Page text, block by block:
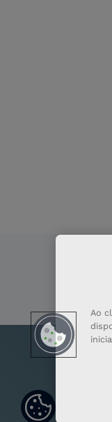
Definiçõ
es de
cookies
Ao